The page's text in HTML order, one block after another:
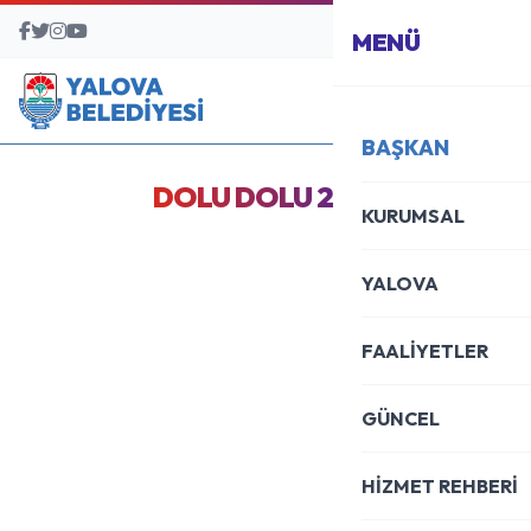
BAŞVURU MERKEZİ
MENÜ
BAŞKAN
KURUMSAL
YALOVA
FAALİYETLER
GÜNCEL
HİZMET REHBERİ
DOLU DOLU 2 YIL